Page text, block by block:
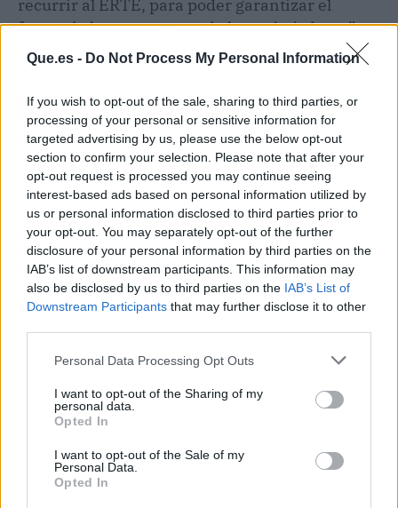
Que.es - Do Not Process My Personal Information
If you wish to opt-out of the sale, sharing to third parties, or
processing of your personal or sensitive information for
targeted advertising by us, please use the below opt-out
section to confirm your selection. Please note that after your
opt-out request is processed you may continue seeing
interest-based ads based on personal information utilized by
us or personal information disclosed to third parties prior to
your opt-out. You may separately opt-out of the further
disclosure of your personal information by third parties on the
IAB’s list of downstream participants. This information may
also be disclosed by us to third parties on the IAB’s List of
Downstream Participants that may further disclose it to other
Personal Data Processing Opt Outs
I want to opt-out of the Sharing of my
personal data.
Opted In
I want to opt-out of the Sale of my
Personal Data.
Opted In
recurrir al ERTE, para poder garantizar el
futuro de las empresas y de los trabajadores”
El Cabildo lanza 28
medidas por 135
millones para servicios
esenciales, atención a
personas vulnerable y
reactivar la economía de
Gran Canaria
Abren de nuevo Valle de
la Valduerna tras
desinfectar el pueblo la
UME